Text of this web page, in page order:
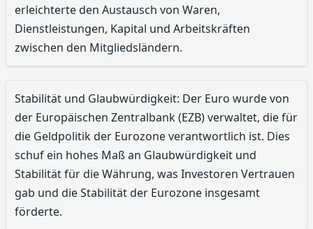
erleichterte den Austausch von Waren,
Dienstleistungen, Kapital und Arbeitskräften
zwischen den Mitgliedsländern.
Stabilität und Glaubwürdigkeit: Der Euro wurde von
der Europäischen Zentralbank (EZB) verwaltet, die für
die Geldpolitik der Eurozone verantwortlich ist. Dies
schuf ein hohes Maß an Glaubwürdigkeit und
Stabilität für die Währung, was Investoren Vertrauen
gab und die Stabilität der Eurozone insgesamt
förderte.